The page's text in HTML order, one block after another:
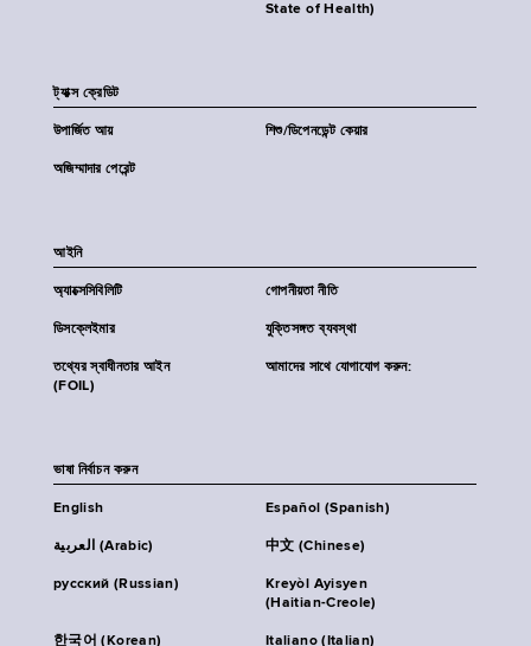
State of Health)
ট্যাক্স ক্রেডিট
উপার্জিত আয় শিশু/ডিপেনডেন্ট কেয়ার
অজিম্মাদার পেরেন্ট
আইনি
অ্যাক্সেসিবিলিটি গোপনীয়তা নীতি
ডিসক্লেইমার যুক্তিসঙ্গত ব্যবস্থা
তথ্যের স্বাধীনতার আইন
(FOIL)
আমাদের সাথে যোগাযোগ করুন:
ভাষা নির্বাচন করুন
English Español (Spanish)
العربية (Arabic) 中文 (Chinese)
русский (Russian)
Kreyòl Ayisyen
(Haitian-Creole)
한국어 (Korean) Italiano (Italian)